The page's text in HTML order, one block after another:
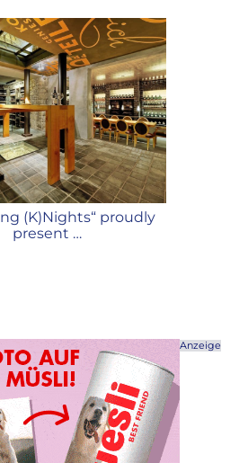
(K)Nights“ proudly
present …
Anzeige